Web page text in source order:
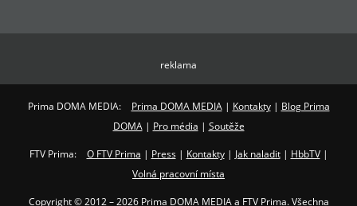
reklama
Prima DOMA MEDIA: Prima DOMA MEDIA| Kontakty| Blog Prima
DOMA| Pro média | Soutěže
FTV Prima: O FTV Prima | Press| Kontakty| Jak naladit| HbbTV|
Volná pracovní místa
Copyright © 2012 – 2026 Prima DOMA MEDIA a FTV Prima. Všechna